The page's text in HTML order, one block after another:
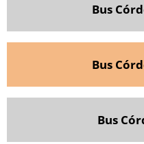
Bus
Bus
Bus